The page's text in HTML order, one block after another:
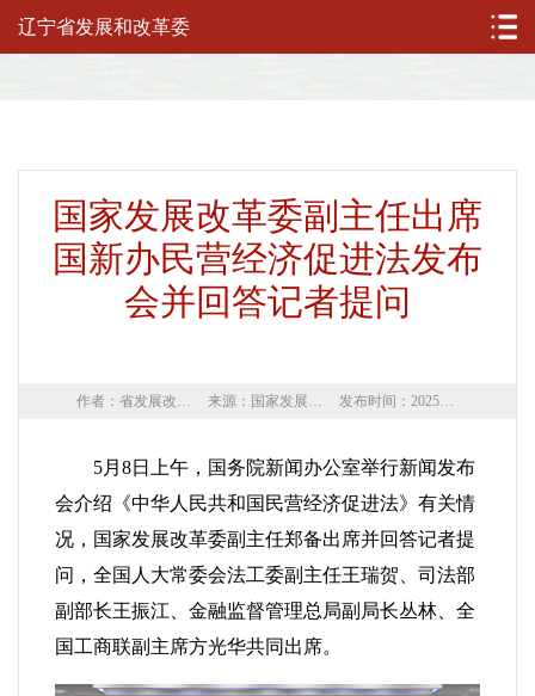
辽宁省发展和改革委
国家发展改革委副主任出席
国新办民营经济促进法发布
会并回答记者提问
作者：省发展改革委 来源：国家发展改革委网站 发布时间：2025年05月09日
5月8日上午，国务院新闻办公室举行新闻发布
会介绍《中华人民共和国民营经济促进法》有关情
况，国家发展改革委副主任郑备出席并回答记者提
问，全国人大常委会法工委副主任王瑞贺、司法部
副部长王振江、金融监督管理总局副局长丛林、全
国工商联副主席方光华共同出席。